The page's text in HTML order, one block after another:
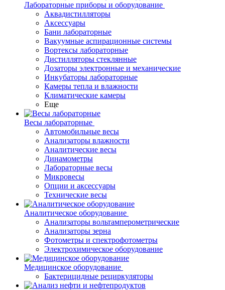
Лабораторные приборы и оборудование
Аквадистилляторы
Аксессуары
Бани лабораторные
Вакуумные аспирационные системы
Вортексы лабораторные
Дистилляторы стеклянные
Дозаторы электронные и механические
Инкубаторы лабораторные
Камеры тепла и влажности
Климатические камеры
Еще
Весы лабораторные
Автомобильные весы
Анализаторы влажности
Аналитические весы
Динамометры
Лабораторные весы
Микровесы
Опции и аксессуары
Технические весы
Аналитическое оборудование
Анализаторы вольтамперометрические
Анализаторы зерна
Фотометры и спектрофотометры
Электрохимическое оборудование
Медицинское оборудование
Бактерицидные рециркуляторы